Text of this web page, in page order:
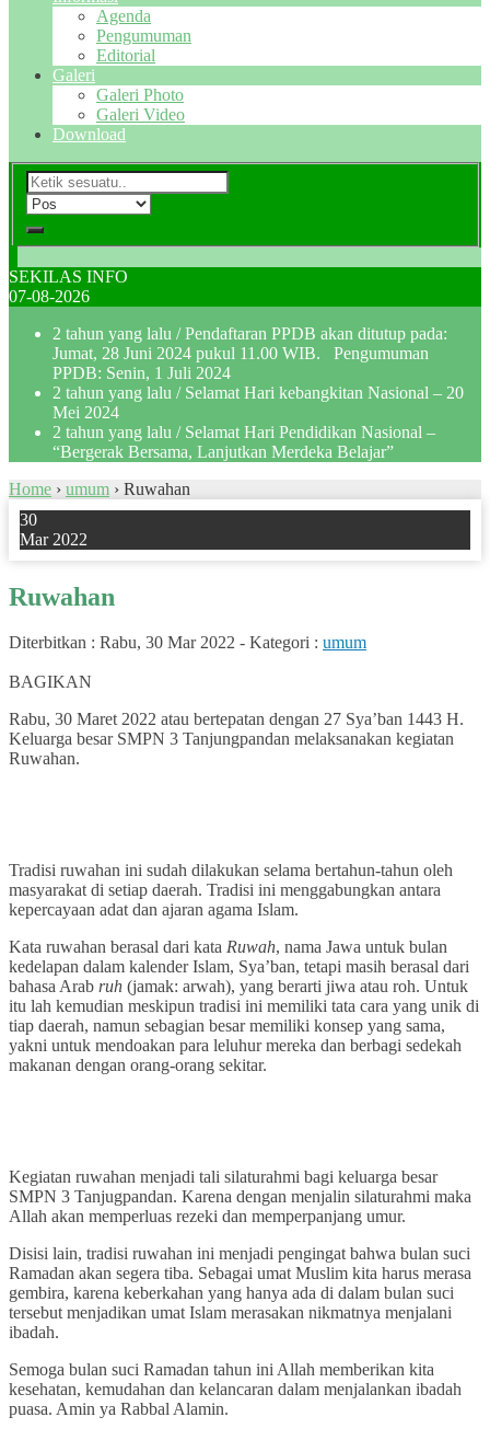
Agenda
Pengumuman
Editorial
Galeri
Galeri Photo
Galeri Video
Download
SEKILAS INFO
07-08-2026
2 tahun yang lalu / Pendaftaran PPDB akan ditutup pada:
Jumat, 28 Juni 2024 pukul 11.00 WIB. Pengumuman
PPDB: Senin, 1 Juli 2024
2 tahun yang lalu / Selamat Hari kebangkitan Nasional – 20
Mei 2024
2 tahun yang lalu / Selamat Hari Pendidikan Nasional –
“Bergerak Bersama, Lanjutkan Merdeka Belajar”
Home › umum › Ruwahan
30
Mar 2022
Ruwahan
Diterbitkan : Rabu, 30 Mar 2022 - Kategori : umum
BAGIKAN
Rabu, 30 Maret 2022 atau bertepatan dengan 27 Sya’ban 1443 H.
Keluarga besar SMPN 3 Tanjungpandan melaksanakan kegiatan
Ruwahan.
Tradisi ruwahan ini sudah dilakukan selama bertahun-tahun oleh
masyarakat di setiap daerah. Tradisi ini menggabungkan antara
kepercayaan adat dan ajaran agama Islam.
Kata ruwahan berasal dari kata Ruwah, nama Jawa untuk bulan
kedelapan dalam kalender Islam, Sya’ban, tetapi masih berasal dari
bahasa Arab ruh (jamak: arwah), yang berarti jiwa atau roh. Untuk
itu lah kemudian meskipun tradisi ini memiliki tata cara yang unik di
tiap daerah, namun sebagian besar memiliki konsep yang sama,
yakni untuk mendoakan para leluhur mereka dan berbagi sedekah
makanan dengan orang-orang sekitar.
Kegiatan ruwahan menjadi tali silaturahmi bagi keluarga besar
SMPN 3 Tanjugpandan. Karena dengan menjalin silaturahmi maka
Allah akan memperluas rezeki dan memperpanjang umur.
Disisi lain, tradisi ruwahan ini menjadi pengingat bahwa bulan suci
Ramadan akan segera tiba. Sebagai umat Muslim kita harus merasa
gembira, karena keberkahan yang hanya ada di dalam bulan suci
tersebut menjadikan umat Islam merasakan nikmatnya menjalani
ibadah.
Semoga bulan suci Ramadan tahun ini Allah memberikan kita
kesehatan, kemudahan dan kelancaran dalam menjalankan ibadah
puasa. Amin ya Rabbal Alamin.